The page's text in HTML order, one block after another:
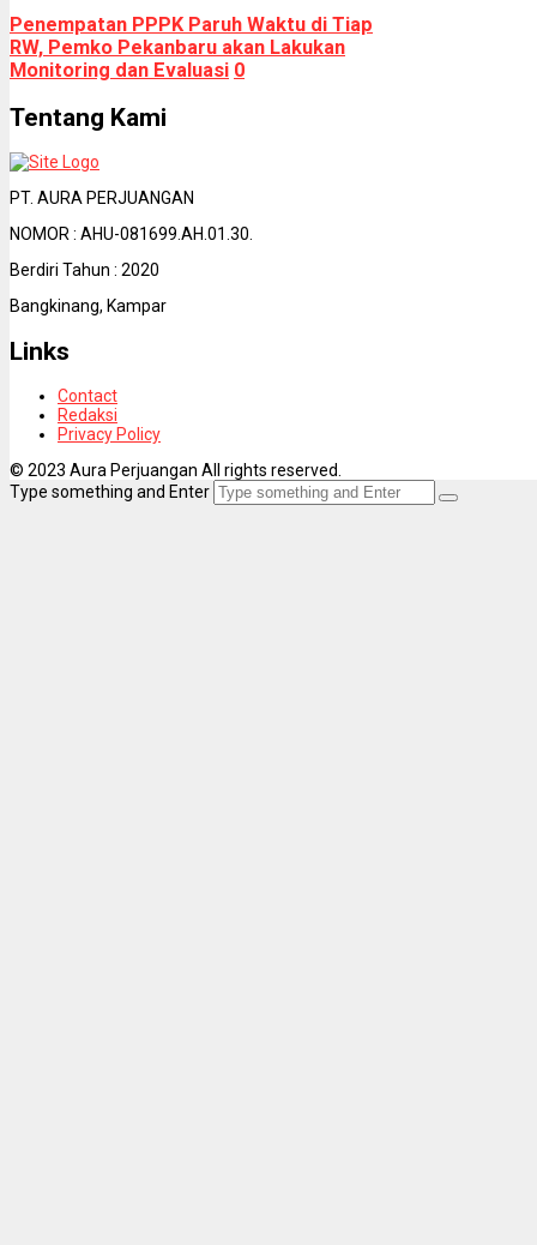
Penempatan PPPK Paruh Waktu di Tiap
RW, Pemko Pekanbaru akan Lakukan
Monitoring dan Evaluasi 0
Tentang Kami
PT. AURA PERJUANGAN
NOMOR : AHU-081699.AH.01.30.
Berdiri Tahun : 2020
Bangkinang, Kampar
Links
Contact
Redaksi
Privacy Policy
© 2023 Aura Perjuangan All rights reserved.
Type something and Enter